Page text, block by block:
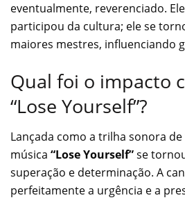
eventualmente, reverenciado.
participou da cultura; ele se
maiores mestres, influenciando
Qual foi o impacto
“Lose Yourself”?
Lançada como a trilha sonora de
música “Lose Yourself”se
superação e determinação. A
perfeitamente a urgência e a